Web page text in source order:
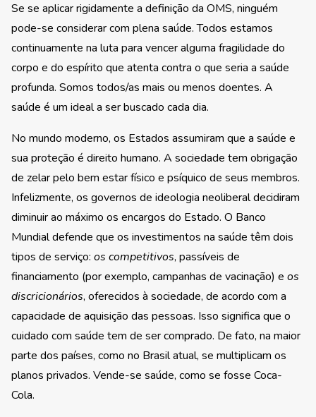
Se se aplicar rigidamente a definição da OMS, ninguém
pode-se considerar com plena saúde. Todos estamos
continuamente na luta para vencer alguma fragilidade do
corpo e do espírito que atenta contra o que seria a saúde
profunda. Somos todos/as mais ou menos doentes. A
saúde é um ideal a ser buscado cada dia.
No mundo moderno, os Estados assumiram que a saúde e
sua proteção é direito humano. A sociedade tem obrigação
de zelar pelo bem estar físico e psíquico de seus membros.
Infelizmente, os governos de ideologia neoliberal decidiram
diminuir ao máximo os encargos do Estado. O Banco
Mundial defende que os investimentos na saúde têm dois
tipos de serviço: os competitivos, passíveis de
financiamento (por exemplo, campanhas de vacinação) e os
discricionários, oferecidos à sociedade, de acordo com a
capacidade de aquisição das pessoas. Isso significa que o
cuidado com saúde tem de ser comprado. De fato, na maior
parte dos países, como no Brasil atual, se multiplicam os
planos privados. Vende-se saúde, como se fosse Coca-
Cola.